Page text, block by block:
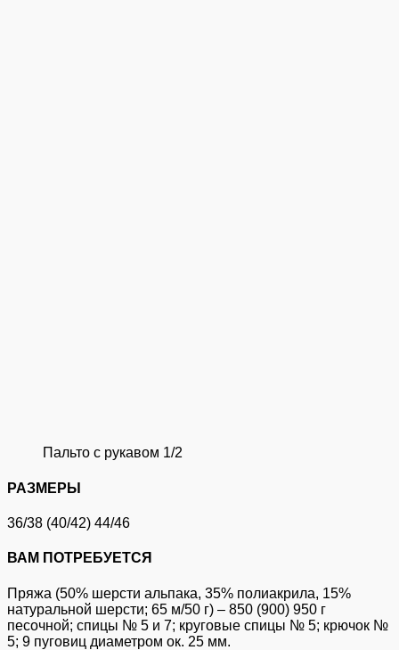
Пальто с рукавом 1/2
РАЗМЕРЫ
36/38 (40/42) 44/46
ВАМ ПОТРЕБУЕТСЯ
Пряжа (50% шерсти альпака, 35% полиакрила, 15%
натуральной шерсти; 65 м/50 г) – 850 (900) 950 г
песочной; спицы № 5 и 7; круговые спицы № 5; крючок №
5; 9 пуговиц диаметром ок. 25 мм.